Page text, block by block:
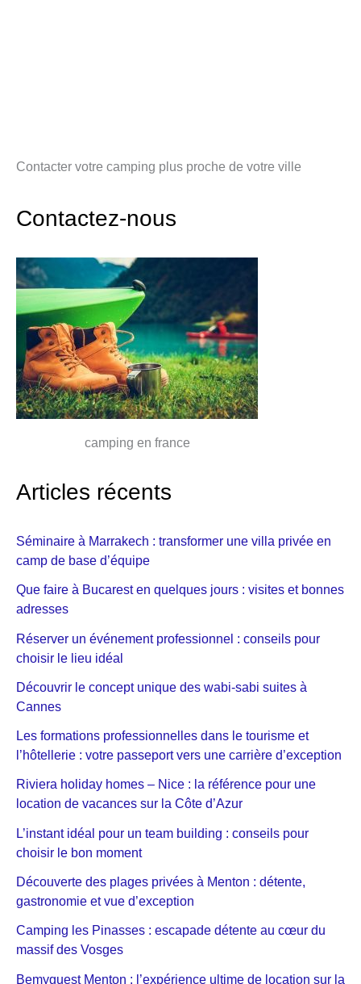
Contacter votre camping plus proche de votre ville
Contactez-nous
camping en france
Articles récents
Séminaire à Marrakech : transformer une villa privée en
camp de base d’équipe
Que faire à Bucarest en quelques jours : visites et bonnes
adresses
Réserver un événement professionnel : conseils pour
choisir le lieu idéal
Découvrir le concept unique des wabi-sabi suites à
Cannes
Les formations professionnelles dans le tourisme et
l’hôtellerie : votre passeport vers une carrière d’exception
Riviera holiday homes – Nice : la référence pour une
location de vacances sur la Côte d’Azur
L’instant idéal pour un team building : conseils pour
choisir le bon moment
Découverte des plages privées à Menton : détente,
gastronomie et vue d’exception
Camping les Pinasses : escapade détente au cœur du
massif des Vosges
Bemyguest Menton : l’expérience ultime de location sur la